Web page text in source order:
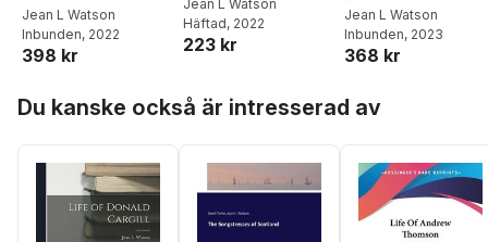
Jean L Watson
Inbunden, 2022
398 kr
Jean L Watson
Häftad, 2022
223 kr
Jean L Watson
Inbunden, 2023
368 kr
Du kanske också är intresserad av